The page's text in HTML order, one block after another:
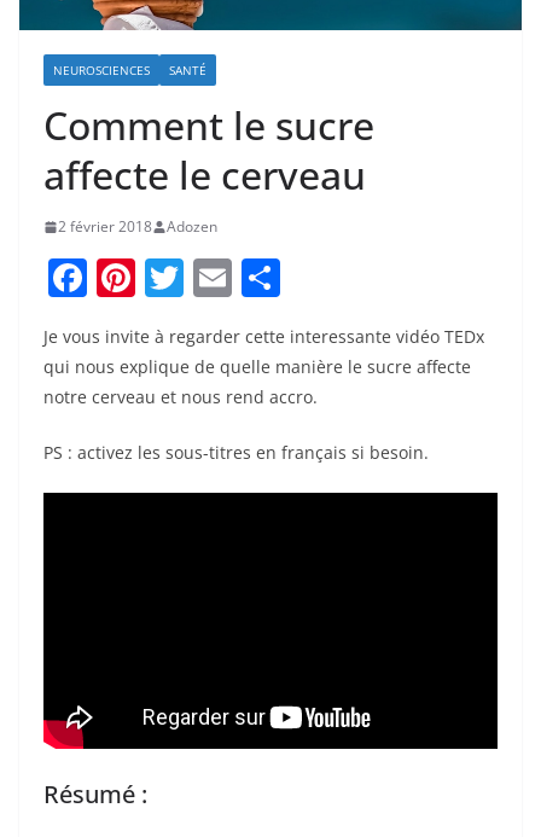
NEUROSCIENCES SANTÉ
Comment le sucre
affecte le cerveau
2 février 2018 Adozen
F
a
c
e
b
o
o
Pi
nt
er
e
st
T
itt
er
E
ai
l
ar
ta
g
er
Je vous invite à regarder cette interessante vidéo TEDx
qui nous explique de quelle manière le sucre affecte
notre cerveau et nous rend accro.
PS : activez les sous-titres en français si besoin.
Résumé :